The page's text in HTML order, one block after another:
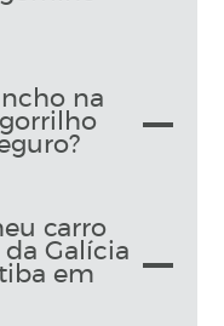
na
carro
Galícia
em